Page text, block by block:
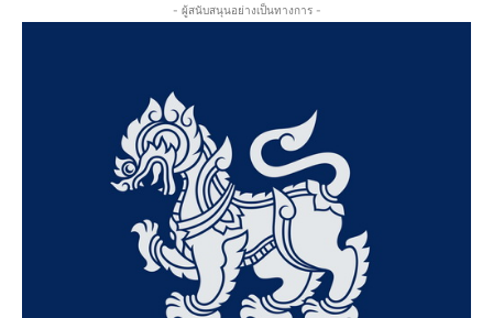
- ผู้สนับสนุนอย่างเป็นทางการ -